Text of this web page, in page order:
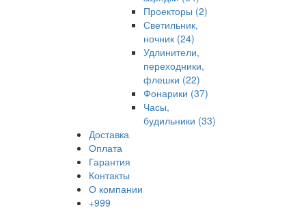
Проекторы (2)
Светильник,
ночник (24)
Удлинители,
переходники,
флешки (22)
Фонарики (37)
Часы,
будильники (33)
Доставка
Оплата
Гарантия
Контакты
О компании
+999